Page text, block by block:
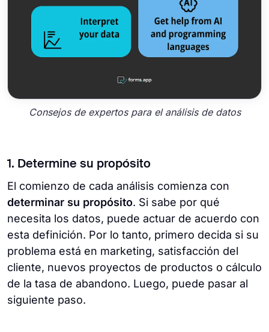
Consejos de expertos para el análisis de datos
1. Determine su propósito
El comienzo de cada análisis comienza con
determinar su propósito. Si sabe por qué
necesita los datos, puede actuar de acuerdo con
esta definición. Por lo tanto, primero decida si su
problema está en marketing, satisfacción del
cliente, nuevos proyectos de productos o cálculo
de la tasa de abandono. Luego, puede pasar al
siguiente paso.